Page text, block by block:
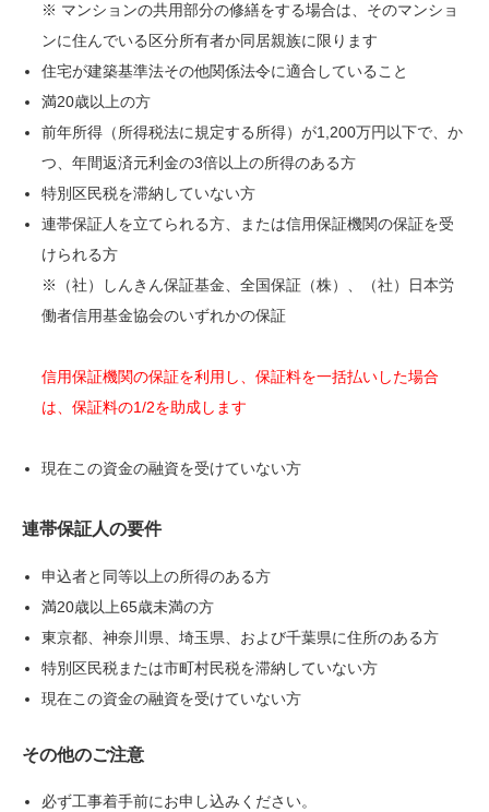
※ マンションの共用部分の修繕をする場合は、そのマンショ
ンに住んでいる区分所有者か同居親族に限ります
住宅が建築基準法その他関係法令に適合していること
満20歳以上の方
前年所得（所得税法に規定する所得）が1,200万円以下で、か
つ、年間返済元利金の3倍以上の所得のある方
特別区民税を滞納していない方
連帯保証人を立てられる方、または信用保証機関の保証を受
けられる方
※（社）しんきん保証基金、全国保証（株）、（社）日本労
働者信用基金協会のいずれかの保証
信用保証機関の保証を利用し、保証料を一括払いした場合
は、保証料の1/2を助成します
現在この資金の融資を受けていない方
連帯保証人の要件
申込者と同等以上の所得のある方
満20歳以上65歳未満の方
東京都、神奈川県、埼玉県、および千葉県に住所のある方
特別区民税または市町村民税を滞納していない方
現在この資金の融資を受けていない方
その他のご注意
必ず工事着手前にお申し込みください。